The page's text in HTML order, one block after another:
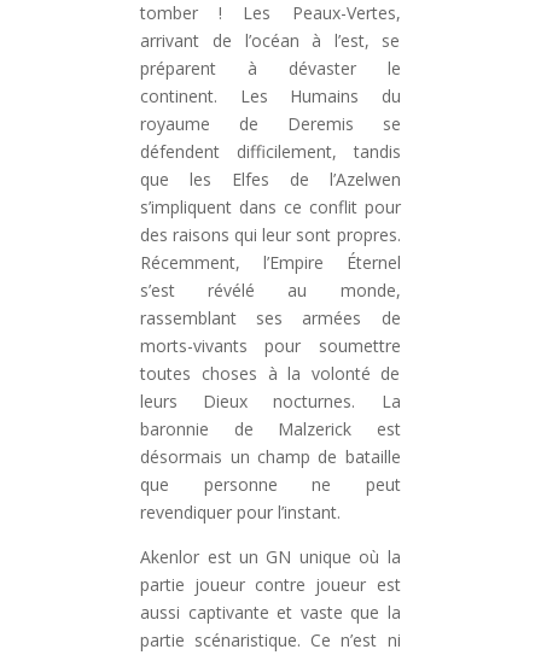
tomber ! Les Peaux-Vertes,
arrivant de l’océan à l’est, se
préparent à dévaster le
continent. Les Humains du
royaume de Deremis se
défendent difficilement, tandis
que les Elfes de l’Azelwen
s’impliquent dans ce conflit pour
des raisons qui leur sont propres.
Récemment, l’Empire Éternel
s’est révélé au monde,
rassemblant ses armées de
morts-vivants pour soumettre
toutes choses à la volonté de
leurs Dieux nocturnes. La
baronnie de Malzerick est
désormais un champ de bataille
que personne ne peut
revendiquer pour l’instant.
Akenlor est un GN unique où la
partie joueur contre joueur est
aussi captivante et vaste que la
partie scénaristique. Ce n’est ni